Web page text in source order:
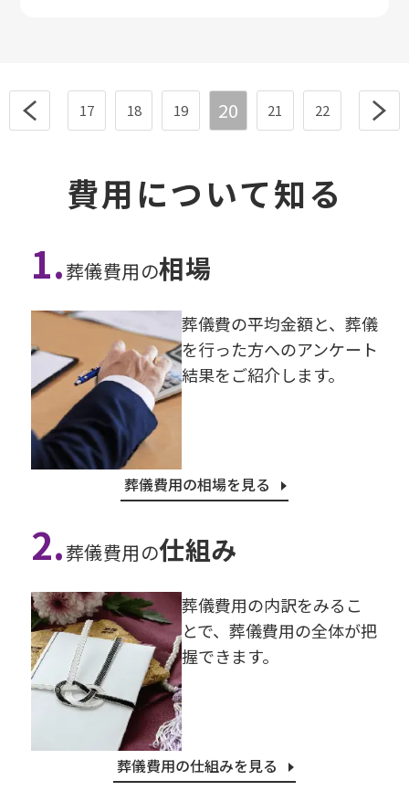
17 18 19 20 21 22
費用について知る
1.葬儀費用の相場
葬儀費の平均⾦額と、葬儀
を⾏った⽅へのアンケート
結果をご紹介します。
葬儀費用の相場を見る
2.葬儀費用の仕組み
葬儀費⽤の内訳をみるこ
とで、葬儀費⽤の全体が把
握できます。
葬儀費用の仕組みを見る